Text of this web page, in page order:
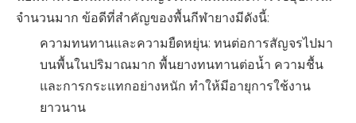
จำนวนมาก ข้อดีที่สำคัญของพื้นกีฬายางมีดังนี้:
ความทนทานและความยืดหยุ่น: ทนต่อการสัญจรไปมา
บนพื้นในปริมาณมาก พื้นยางทนทานต่อน้ำ ความชื้น
และการกระแทกอย่างหนัก ทำให้มีอายุการใช้งาน
ยาวนาน